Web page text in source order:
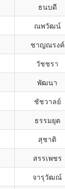
ธนบดี
ณพวัฒน์
ชาญณรงค์
วัชชรา
พัฒนา
ชัชวาลย์
ธรรมยุต
สุชาติ
สรรเพชร
จารุวัฒณ์